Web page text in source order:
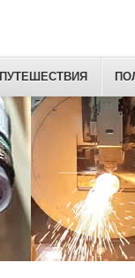
ПУТЕШЕСТВИЯ